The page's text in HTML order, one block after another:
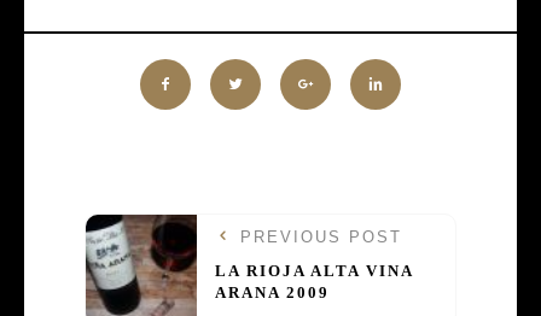
PREVIOUS POST
LA RIOJA ALTA VINA
ARANA 2009